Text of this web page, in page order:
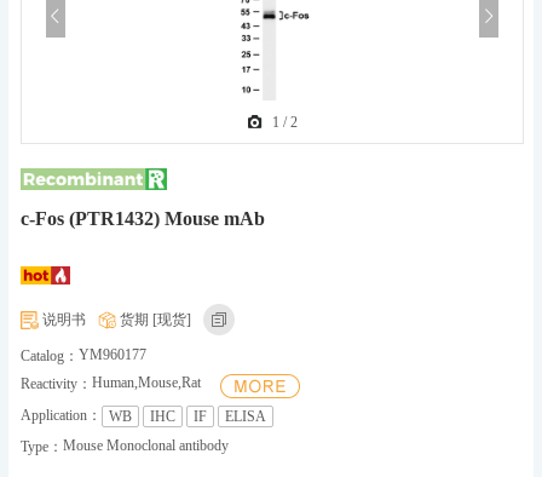
c-Fos (PTR1432) Mouse mAb
说明书 货期 [现货]
Catalog： YM960177
Reactivity： Human,Mouse,Rat
Application：
WB IHC IF
ELISA
Type： Mouse Monoclonal antibody
1 /2